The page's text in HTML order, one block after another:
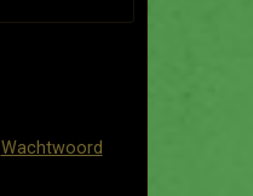
Wachtwoord